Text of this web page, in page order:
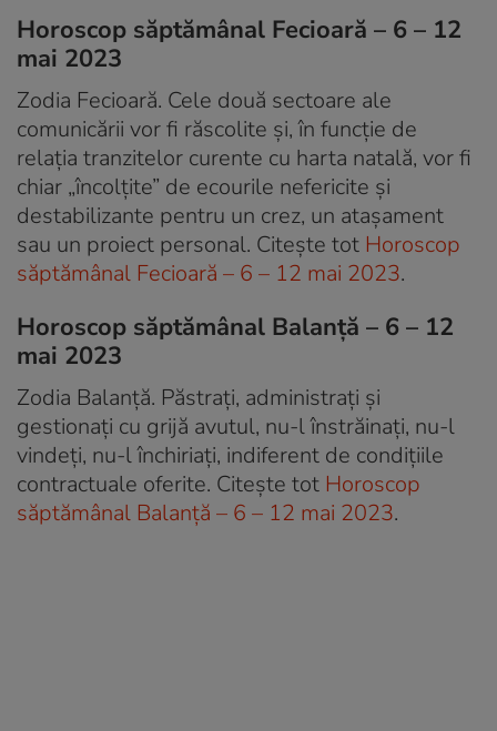
Horoscop săptămânal Fecioară – 6 – 12
mai 2023
Zodia Fecioară. Cele două sectoare ale
comunicării vor fi răscolite și, în funcție de
relația tranzitelor curente cu harta natală, vor fi
chiar „încolțite” de ecourile nefericite și
destabilizante pentru un crez, un atașament
sau un proiect personal. Citește tot Horoscop
săptămânal Fecioară – 6 – 12 mai 2023.
Horoscop săptămânal Balanță – 6 – 12
mai 2023
Zodia Balanță. Păstrați, administrați și
gestionați cu grijă avutul, nu-l înstrăinați, nu-l
vindeți, nu-l închiriați, indiferent de condițiile
contractuale oferite. Citește tot Horoscop
săptămânal Balanță – 6 – 12 mai 2023.